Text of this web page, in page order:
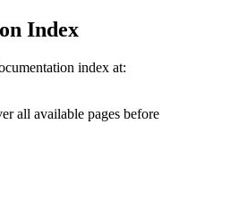
Index
index at:
all available pages before